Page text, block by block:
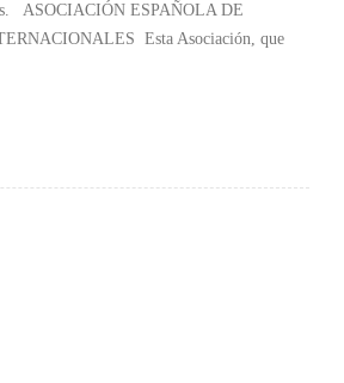
ASOCIACIÓN ESPAÑOLA DE
Esta Asociación, que